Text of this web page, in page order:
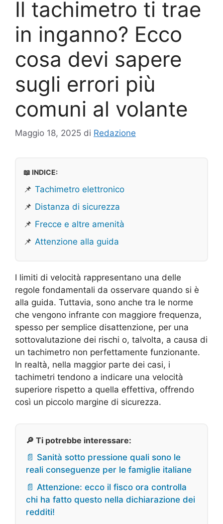
Il tachimetro ti trae
in inganno? Ecco
cosa devi sapere
sugli errori più
comuni al volante
Maggio 18, 2025 di Redazione
📖 INDICE:
📌 Tachimetro elettronico
📌 Distanza di sicurezza
📌 Frecce e altre amenità
📌 Attenzione alla guida
I limiti di velocità rappresentano una delle
regole fondamentali da osservare quando si è
alla guida. Tuttavia, sono anche tra le norme
che vengono infrante con maggiore frequenza,
spesso per semplice disattenzione, per una
sottovalutazione dei rischi o, talvolta, a causa di
un tachimetro non perfettamente funzionante.
In realtà, nella maggior parte dei casi, i
tachimetri tendono a indicare una velocità
superiore rispetto a quella effettiva, offrendo
così un piccolo margine di sicurezza.
🔎 Ti potrebbe interessare:
📄 Sanità sotto pressione quali sono le
reali conseguenze per le famiglie italiane
📄 Attenzione: ecco il fisco ora controlla
chi ha fatto questo nella dichiarazione dei
redditi!